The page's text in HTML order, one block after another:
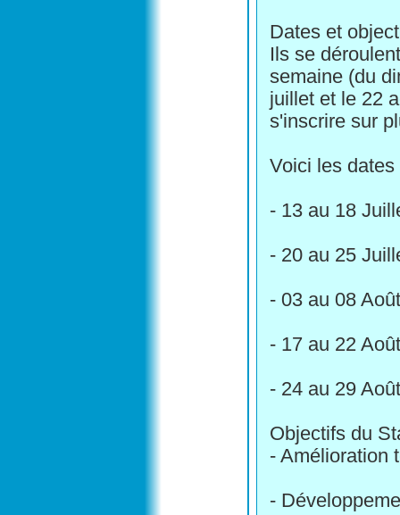
Dates et
Ils se
semaine (du
juillet et le 22
s'inscrire sur
Voici les dates
- 13 au 18
- 20 au 25
- 03 au 08
- 17 au 22
- 24 au 29
Objectifs du
- Amélioration
-